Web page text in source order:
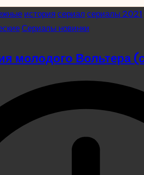
история сериал сериалы 2021
Сериалы новинки
молодого Вольтера